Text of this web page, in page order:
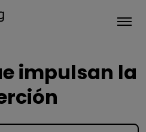
impulsan la